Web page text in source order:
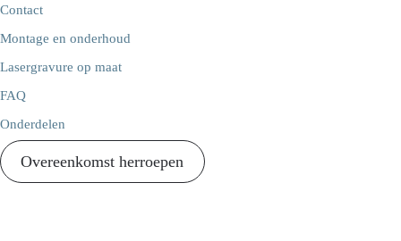
Contact
Montage en onderhoud
Lasergravure op maat
FAQ
Onderdelen
Overeenkomst herroepen